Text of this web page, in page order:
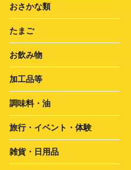
おさかな類
たまご
お飲み物
加工品等
調味料・油
旅行・イベント・体験
雑貨・日用品